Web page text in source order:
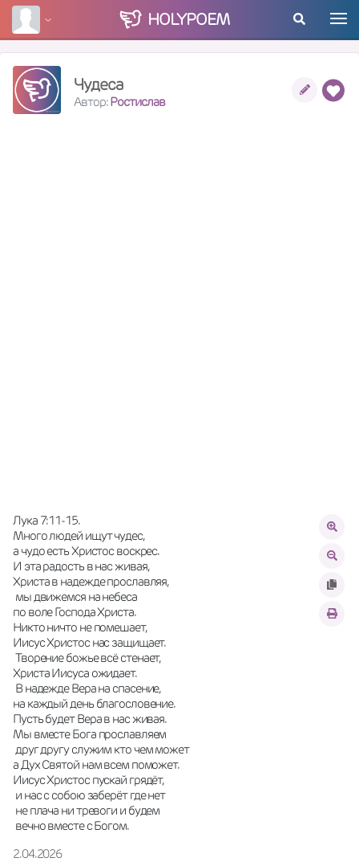
HOLYPOEM
Чудеса
Автор:Ростислав
Лука 7:11-15.
Много людей ищут чудес,
а чудо есть Христос воскрес.
И эта радость в нас живая,
Христа в надежде прославляя,
мы движемся на небеса
по воле Господа Христа.
Никто ничто не помешает,
Иисус Христос нас защищает.
Творение божье всё стенает,
Христа Иисуса ожидает.
В надежде Вера на спасение,
на каждый день благословение.
Пусть будет Вера в нас живая.
Мы вместе Бога прославляем
друг другу служим кто чем может
а Дух Святой нам всем поможет.
Иисус Христос пускай грядёт,
и нас с собою заберёт где нет
не плача ни тревоги и будем
вечно вместе с Богом.
2.04.2026